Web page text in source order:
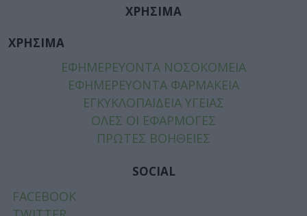
ΧΡΗΣΙΜΑ
ΧΡΗΣΙΜΑ
ΕΦΗΜΕΡΕΥΟΝΤΑ ΝΟΣΟΚΟΜΕΙΑ
ΕΦΗΜΕΡΕΥΟΝΤΑ ΦΑΡΜΑΚΕΙΑ
ΕΓΚΥΚΛΟΠΑΙΔΕΙΑ ΥΓΕΙΑΣ
ΟΛΕΣ ΟΙ ΕΦΑΡΜΟΓΕΣ
ΠΡΩΤΕΣ ΒΟΗΘΕΙΕΣ
SOCIAL
FACEBOOK